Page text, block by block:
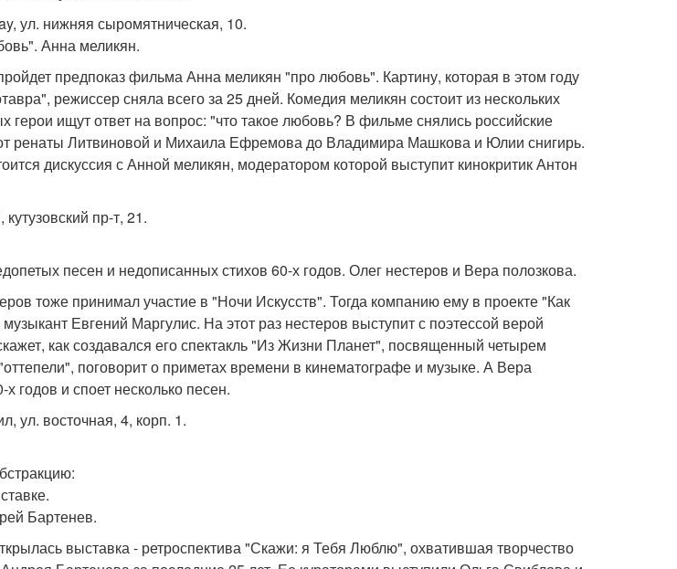
ул. нижняя сыромятническая, 10.
Анна меликян.
предпоказ фильма Анна меликян "про любовь". Картину, которая в этом году
режиссер сняла всего за 25 дней. Комедия меликян состоит из нескольких
герои ищут ответ на вопрос: "что такое любовь? В фильме снялись российские
ренаты Литвиновой и Михаила Ефремова до Владимира Машкова и Юлии снигирь.
дискуссия с Анной меликян, модератором которой выступит кинокритик Антон
пр-т, 21.
песен и недописанных стихов 60-х годов. Олег нестеров и Вера полозкова.
тоже принимал участие в "Ночи Искусств". Тогда компанию ему в проекте "Как
Евгений Маргулис. На этот раз нестеров выступит с поэтессой верой
как создавался его спектакль "Из Жизни Планет", посвященный четырем
поговорит о приметах времени в кинематографе и музыке. А Вера
х годов и споет несколько песен.
ул. восточная, 4, корп. 1.
Бартенев.
выставка - ретроспектива "Скажи: я Тебя Люблю", охватившая творчество